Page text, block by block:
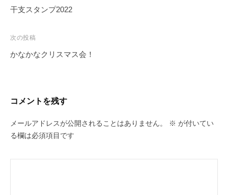
稿
ビ
ゲ
ン
干支スタンプ2022
次の投稿
かなかなクリスマス会！
コメントを残す
メールアドレスが公開されることはありません。 ※ が付いてい
る欄は必須項目です